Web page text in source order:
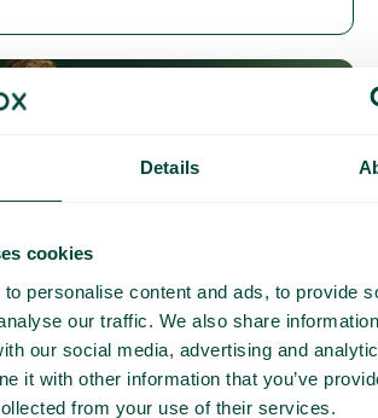
Details
cookies
personalise content and ads, to provide
our traffic. We also share
our social media, advertising and
it with other information that you’ve
from your use of their services.
kan du som kund hålla bättre koll på
när du surfar utanför EU/EES.
har en viss mängd data till ett
När du har förbrukat den datamängden